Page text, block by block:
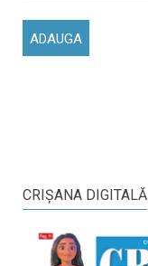
CRIŞANA DIGITALĂ